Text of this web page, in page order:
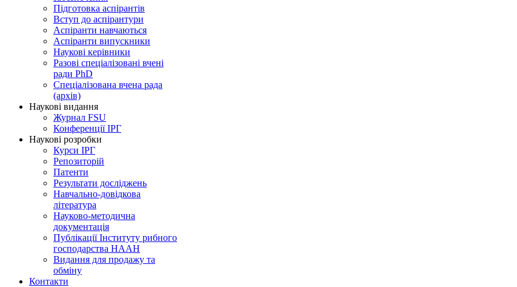
Підготовка аспірантів
Вступ до аспірантури
Аспіранти навчаються
Аспіранти випускники
Наукові керівники
Разові спеціалізовані вчені
ради PhD
Спеціалізована вчена рада
(архів)
Наукові видання
Журнал FSU
Конференції ІРГ
Наукові розробки
Курси ІРГ
Репозиторій
Патенти
Результати досліджень
Навчально-довідкова
література
Науково-методична
документація
Публікації Інституту рибного
господарства НААН
Видання для продажу та
обміну
Контакти